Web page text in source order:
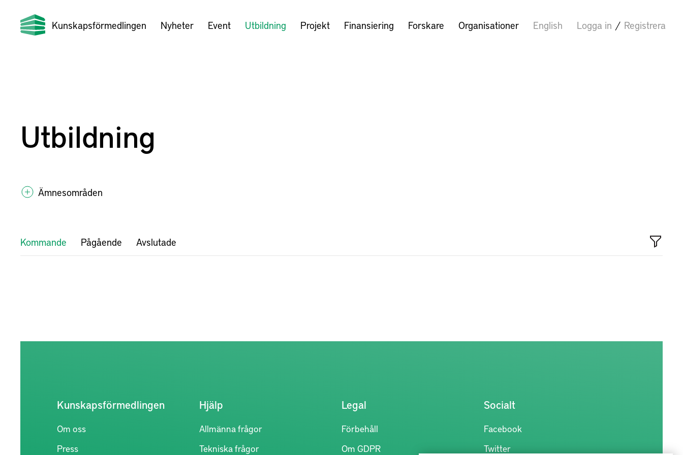
Kunskapsförmedlingen Nyheter Event Utbildning Projekt Finansiering Forskare Organisationer English Logga in / Registrera
Utbildning
Ämnesområden
Kommande Pågående Avslutade
Kunskapsförmedlingen
Om oss
Press
Hjälp
Allmänna frågor
Tekniska frågor
Legal
Förbehåll
Om GDPR
Socialt
Facebook
Twitter